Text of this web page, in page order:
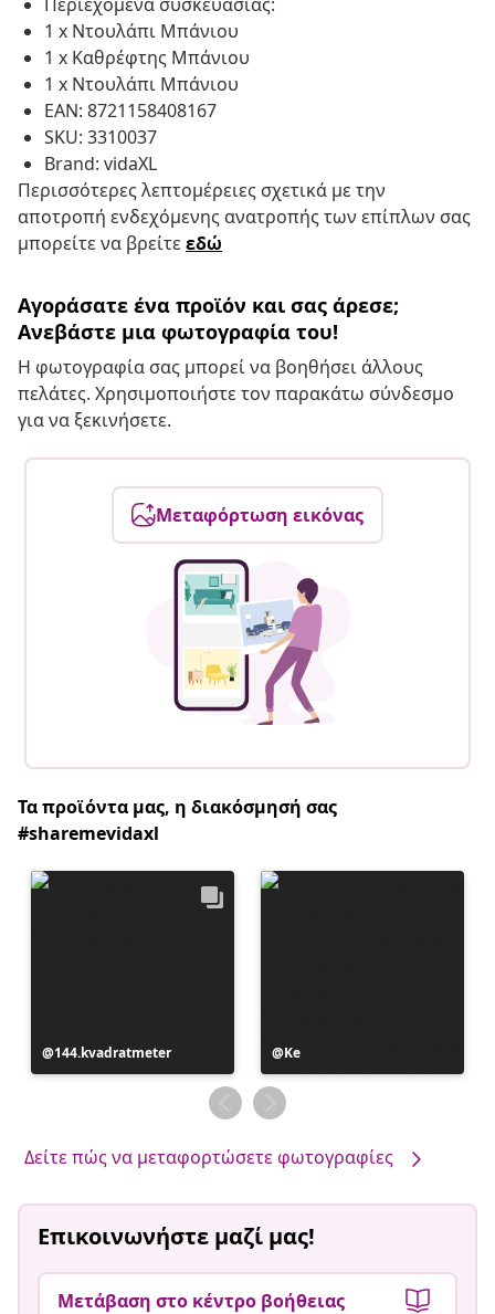
1 x Ντουλάπι Μπάνιου
1 x Καθρέφτης Μπάνιου
1 x Ντουλάπι Μπάνιου
EAN: 8721158408167
SKU: 3310037
Brand: vidaXL
Περισσότερες λεπτομέρειες σχετικά με την
αποτροπή ενδεχόμενης ανατροπής των επίπλων σας
μπορείτε να βρείτεεδώ
Αγοράσατε ένα προϊόν και σας άρεσε;
Ανεβάστε μια φωτογραφία του!
Η φωτογραφία σας μπορεί να βοηθήσει άλλους
πελάτες. Χρησιμοποιήστε τον παρακάτω σύνδεσμο
για να ξεκινήσετε.
Μεταφόρτωση εικόνας
Τα προϊόντα μας, η διακόσμησή σας
#sharemevidaxl
Η
ανάρτηση
144.kvadratmeter
Η
ανάρτηση
δημοσιεύθηκε
από
Ke
Δείτε πώς να μεταφορτώσετε φωτογραφίες
Επικοινωνήστε μαζί μας!
Μετάβαση στο κέντρο βοήθειας